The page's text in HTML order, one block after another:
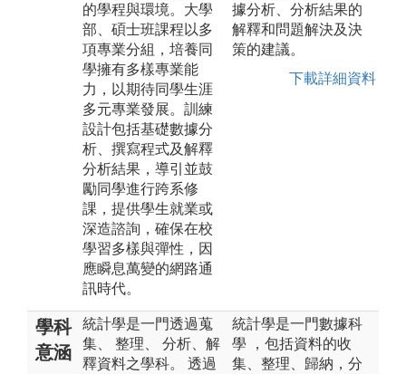
的學程與環境。大學
部、碩士班課程以多
項專業分組，培養同
學擁有多樣專業能
力，以期待同學生涯
多元專業發展。訓練
設計包括基礎數據分
析、撰寫程式及解釋
分析結果，導引並鼓
勵同學進行跨系修
課，提供學生就業或
深造諮詢，確保在校
學習多樣與彈性，因
應瞬息萬變的網路通
訊時代。
據分析、分析結果的
解釋和問題解決及決
策的建議。
下載詳細資料
學科
意涵
統計學是一門透過蒐
集、 整理、 分析、解
釋資料之學科。 透過
統計學是一門數據科
學 ，包括資料的收
集、整理、歸納，分